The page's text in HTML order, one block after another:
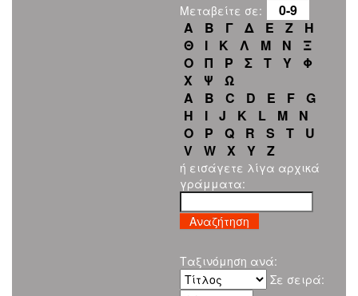
Μεταβείτε σε:
0-9
Α
Β Γ Δ Ε Ζ
Η
Θ
Ι Κ Λ Μ Ν
Ξ
Ο
Π Ρ Σ Τ Υ
Φ
Χ
Ψ
Ω
A
B C D E F
G
H
I J K L M
N
O
P Q R S T
U
V
W X Y Z
ή εισάγετε λίγα αρχικά
γράμματα:
Ταξινόμηση ανά:
Σε σειρά: